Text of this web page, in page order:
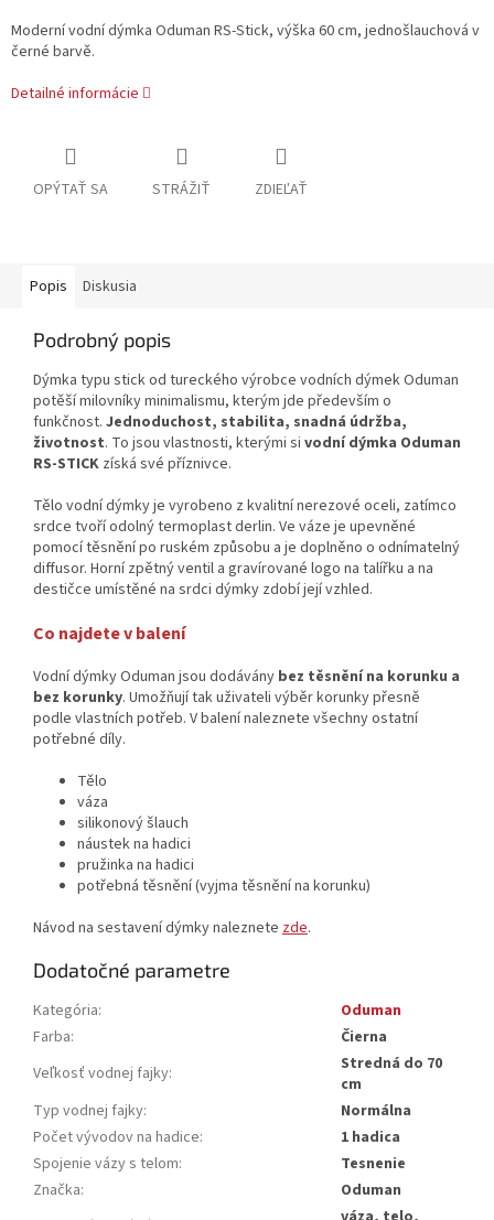
Moderní vodní dýmka Oduman RS-Stick, výška 60 cm, jednošlauchová v
černé barvě.
Detailné informácie
OPÝTAŤ SA STRÁŽIŤ ZDIEĽAŤ
Popis Diskusia
Podrobný popis
Dýmka typu stick od tureckého výrobce vodních dýmek Oduman
potěší milovníky minimalismu, kterým jde především o
funkčnost. Jednoduchost, stabilita, snadná údržba,
životnost. To jsou vlastnosti, kterými si vodní dýmka Oduman
RS-STICK získá své příznivce.
Tělo vodní dýmky je vyrobeno z kvalitní nerezové oceli, zatímco
srdce tvoří odolný termoplast derlin. Ve váze je upevněné
pomocí těsnění po ruském způsobu a je doplněno o odnímatelný
diffusor. Horní zpětný ventil a gravírované logo na talířku a na
destičce umístěné na srdci dýmky zdobí její vzhled.
Co najdete v balení
Vodní dýmky Oduman jsou dodávány bez těsnění na korunku a
bez korunky. Umožňují tak uživateli výběr korunky přesně
podle vlastních potřeb. V balení naleznete všechny ostatní
potřebné díly.
Tělo
váza
silikonový šlauch
náustek na hadici
pružinka na hadici
potřebná těsnění (vyjma těsnění na korunku)
Návod na sestavení dýmky naleznete zde.
Dodatočné parametre
Kategória:
Oduman
Farba:
Čierna
Veľkosť vodnej fajky:
Stredná do 70
cm
Typ vodnej fajky:
Normálna
Počet vývodov na hadice:
1 hadica
Spojenie vázy s telom:
Tesnenie
Značka:
Oduman